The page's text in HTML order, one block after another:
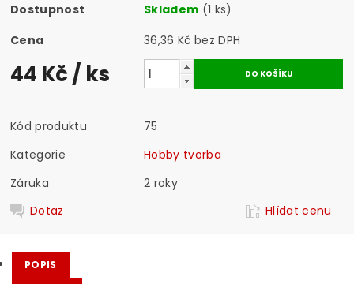
Dostupnost Skladem (1 ks)
Cena
36,36 Kč bez DPH
44 Kč/ ks
Kód produktu
75
Kategorie
Hobby tvorba
Záruka
2 roky
Dotaz
Hlídat cenu
POPIS